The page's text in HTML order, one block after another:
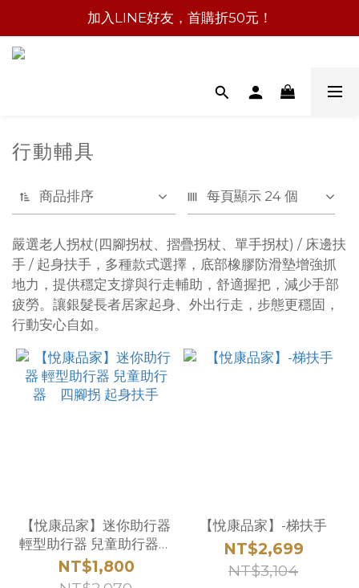
加入LINE好友，首購折50元！
行動輔具
商品排序 每頁顯示 24 個
嚴選老人拐杖(四腳拐杖、摺疊拐杖、單手拐杖) / 床邊扶
手 / 起身扶手，多種款式選擇，底部橡膠防滑墊增強抓
地力，提供穩定支撐與行走輔助，舒適握把，減少手部
疲勞。讓銀髮長者居家起身、外出行走，步態更穩固，
行動安心自如。
【悅康品家】迷你助行器
輕型助行器 兒童助行器
四腳拐 起身扶手
NT$1,800
【悅康品家】-梯扶手
NT$2,699
NT$3,104